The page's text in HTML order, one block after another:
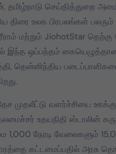
செய்தித்துறை
திரை உலக பிரபலங்கள்
மற்றும் JiohotStar
இந்த ஒப்பந்தம்
தென்னிந்திய
முதலீட்டு வளர்ச்சியை
உதயநிதி ஸ்டாலின்
1,000 நேரடி வேலைகளும்
கட்டமைப்பதில் அரசு
2026 தமிழக
சட்டமன்றத் தேர்தலில்,
பேட்டரி டார்ச்
சின்னத்தில் மட்டும்
தான் போட்டியிடுவது
என்பது மக்கள் நீதி
மய்யம் கட்சியின் உறுதி.
பேட்டரி டார்ச் என்பது
எங்களுக்கு வெறும்
சின்னமல்ல. அது
Mar 25, 2026